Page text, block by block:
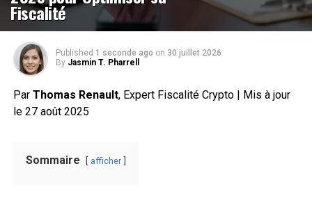
Fiscalité
Published 1 seconde ago on 30 juillet 2026
By Jasmin T. Pharrell
Par Thomas Renault, Expert Fiscalité Crypto | Mis à jour
le 27 août 2025
Sommaire afficher